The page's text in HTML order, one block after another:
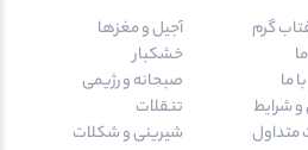
گرم
ما
و شرایط
متداول
آجیل و مغزها
خشکبار
صبحانه و رژیمی
تنقلات
شیرینی و شکلات